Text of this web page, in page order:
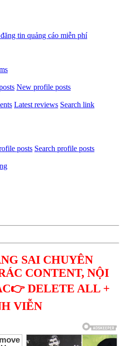
New profile posts
Latest reviews Search link
posts Search profile posts
SAI CHUYÊN
CONTENT, NỘI
DELETE ALL +
VIỄN